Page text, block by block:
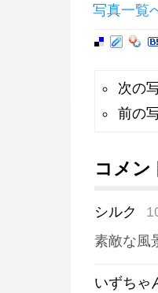
写真一覧
次の
前の
コメン
シルク
素敵な風
いずち